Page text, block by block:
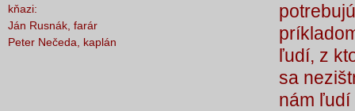
kňazi:
Ján Rusnák, farár
Peter Nečeda, kaplán
ľudí, z
sa
nám